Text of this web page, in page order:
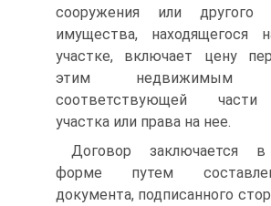
сооружения или другого
имущества, находящегося
участке, включает цену
этим недвижимым
соответствующей части
участка или права на нее.
Договор заключается в
форме путем
документа, подписанного